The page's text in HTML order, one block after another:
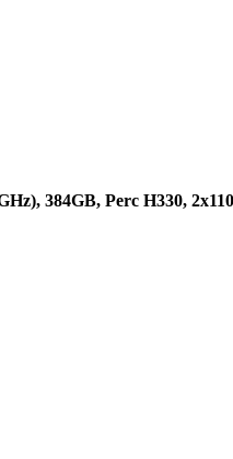
384GB, Perc H330,